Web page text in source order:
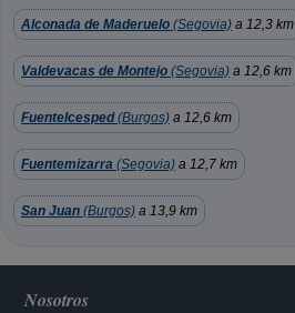
Alconada de Maderuelo (Segovia) a 12,3 km
Valdevacas de Montejo (Segovia) a 12,6 km
Fuentelcesped(Burgos) a 12,6 km
Fuentemizarra (Segovia) a 12,7 km
San Juan (Burgos) a 13,9 km
Nosotros